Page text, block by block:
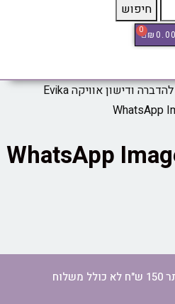
חיפוש
₪0.00
0
WhatsApp
WhatsApp